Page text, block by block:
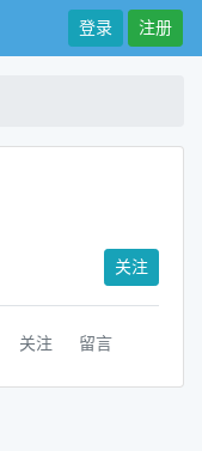
登录 注册
关注
关注 留言